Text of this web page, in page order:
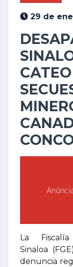
29 de
La
Sinaloa
denuncia